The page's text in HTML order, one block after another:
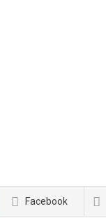
Facebook